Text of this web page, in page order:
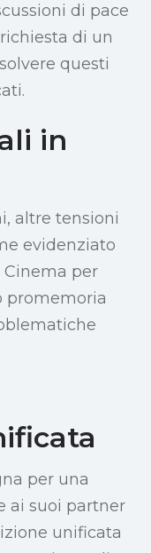
di pace
di un
questi
in
altre tensioni
evidenziato
per
promemoria
per una
ai suoi partner
unificata